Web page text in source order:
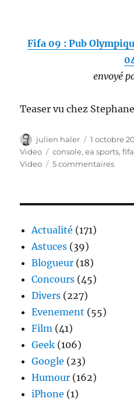
Fifa 09 : Pub
envoyé
Teaser vu chez
Auteur
julien haler
Publié
le
1 octobre
Video
Étiquettes
console,ea sports,
Video
5 commentairessur
Actualité (171)
Astuces (39)
Blogueur (18)
Concours (45)
Divers (227)
Evenement (55)
Film (41)
Geek (106)
Google (23)
Humour (162)
iPhone (1)